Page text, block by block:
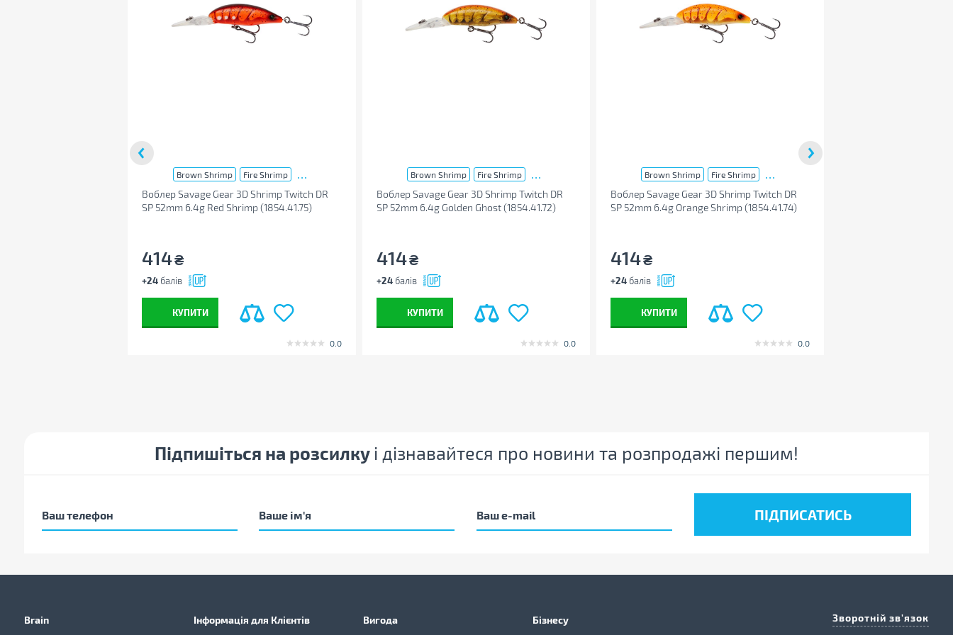
Brown Shrimp Fire Shrimp ...
Воблер Savage Gear 3D Shrimp Twitch DR
SP 52mm 6.4g Red Shrimp (1854.41.75)
414₴
+24 балів
КУПИТИ
0.0
Brown Shrimp Fire Shrimp ...
Воблер Savage Gear 3D Shrimp Twitch DR
SP 52mm 6.4g Golden Ghost (1854.41.72)
414₴
+24балів
КУПИТИ
0.0
Brown Shrimp Fire Shrimp ...
Воблер Savage Gear 3D Shrimp Twitch DR
SP 52mm 6.4g Orange Shrimp (1854.41.74)
414₴
+24балів
КУПИТИ
0.0
Підпишіться на розсилку і дізнавайтеся про новини та розпродажі першим!
Brain Інформація для Клієнтів Вигода Бізнесу Зворотній зв'язок